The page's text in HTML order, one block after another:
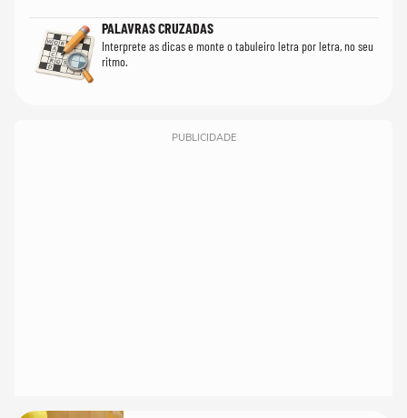
PALAVRAS CRUZADAS
Interprete as dicas e monte o tabuleiro letra por letra, no seu
ritmo.
PUBLICIDADE